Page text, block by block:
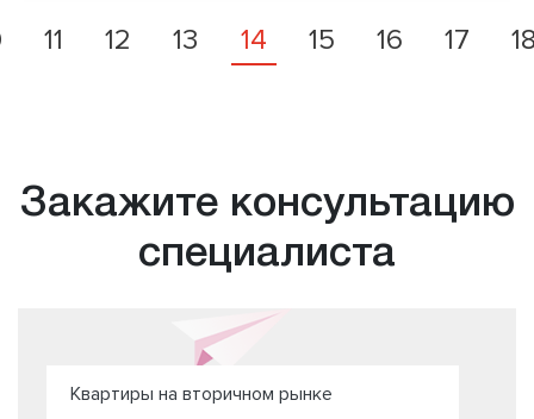
11 12 13 14 15 16 17
Закажите консультацию
специалиста
Квартиры на вторичном рынке